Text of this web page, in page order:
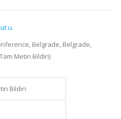
u.
Belgrade, Belgrade,
Metin Bildiri)
Bildiri